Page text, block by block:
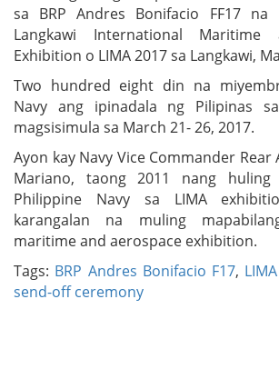
sa BRP Andres Bonifacio FF17 na
Langkawi International Maritime
Exhibition o LIMA 2017 sa Langkawi,
Two hundred eight din na
Navy ang ipinadala ng Pilipinas
magsisimula sa March 21- 26, 2017.
Ayon kay Navy Vice Commander Rear
Mariano, taong 2011 nang huling
Philippine Navy sa LIMA
karangalan na muling
maritime and aerospace exhibition.
Tags: BRP Andres Bonifacio F17,
send-off ceremony